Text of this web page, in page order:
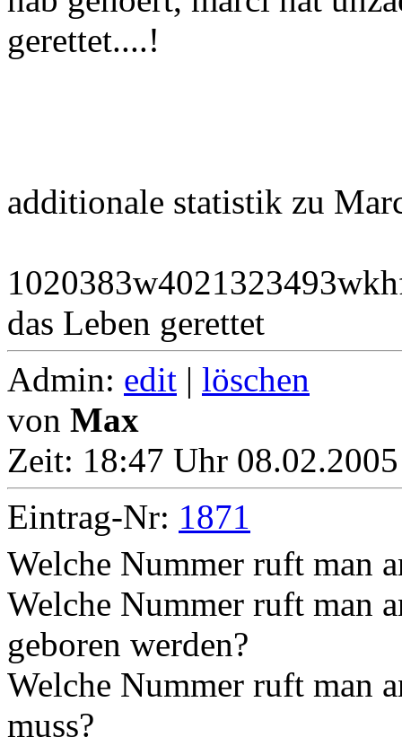
gerettet....!
additionale statistik zu
das Leben gerettet
Admin: edit | löschen
von Max
Zeit: 18:47 Uhr
Eintrag-Nr: 1871
Welche Nummer ruft man
Welche Nummer ruft man
geboren werden?
Welche Nummer ruft man
muss?